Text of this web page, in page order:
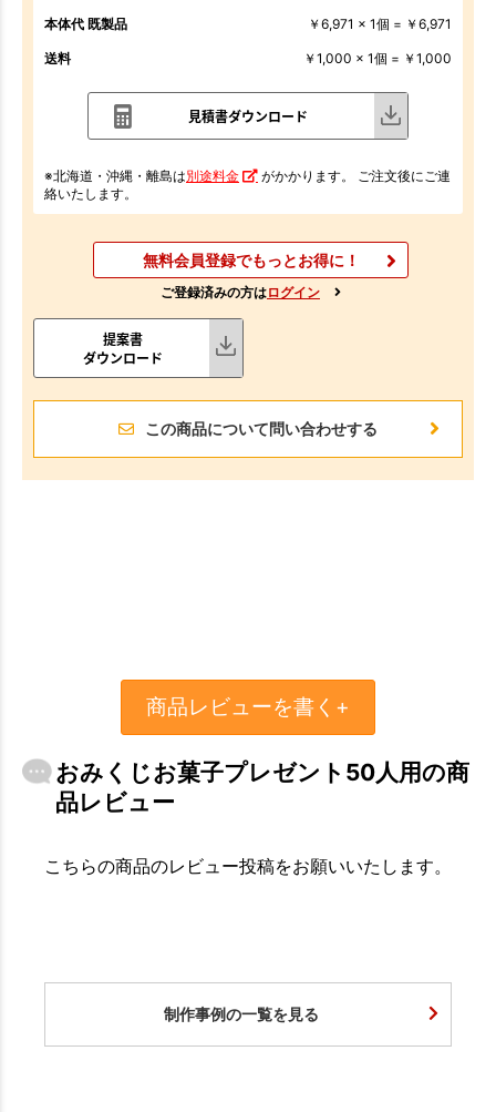
本体代 既製品 ￥6,971 x 1個 = ￥6,971
送料 ￥1,000 x 1個 = ￥1,000
見積書ダウンロード
※北海道・沖縄・離島は別途料金
がかかります。 ご注文後にご連
絡いたします。
無料会員登録でもっとお得に！
ご登録済みの方はログイン
提案書
ダウンロード
この商品について問い合わせする
商品レビューを書く+
おみくじお菓子プレゼント50人用の商
品レビュー
こちらの商品のレビュー投稿をお願いいたします。
制作事例の一覧を見る